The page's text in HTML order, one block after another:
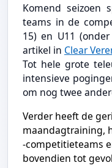
Komend seizoen
teams in de
15) en U11
artikel in Clear
Tot hele grote
intensieve
om nog twee
Verder heeft de
maandagtraining,
-competitieteams
bovendien tot